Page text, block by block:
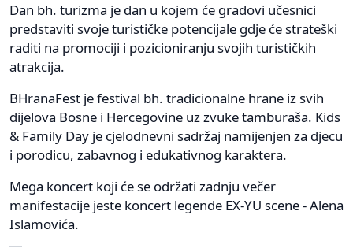
Dan bh. turizma je dan u kojem će gradovi učesnici
predstaviti svoje turističke potencijale gdje će strateški
raditi na promociji i pozicioniranju svojih turističkih
atrakcija.
BHranaFest je festival bh. tradicionalne hrane iz svih
dijelova Bosne i Hercegovine uz zvuke tamburaša. Kids
& Family Day je cjelodnevni sadržaj namijenjen za djecu
i porodicu, zabavnog i edukativnog karaktera.
Mega koncert koji će se održati zadnju večer
manifestacije jeste koncert legende EX-YU scene - Alena
Islamovića.